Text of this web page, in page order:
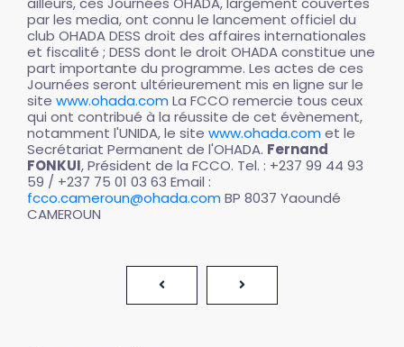
par les media, ont connu le lancement officiel du
club OHADA DESS droit des affaires internationales
et fiscalité ; DESS dont le droit OHADA constitue une
part importante du programme. Les actes de ces
Journées seront ultérieurement mis en ligne sur le
site www.ohada.comLa FCCO remercie tous ceux
qui ont contribué à la réussite de cet évènement,
notamment l'UNIDA, le site www.ohada.comet le
Secrétariat Permanent de l'OHADA. Fernand
FONKUI, Président de la FCCO. Tel. : +237 99 44 93
59 / +237 75 01 03 63 Email :
fcco.cameroun@ohada.comBP 8037 Yaoundé
CAMEROUN